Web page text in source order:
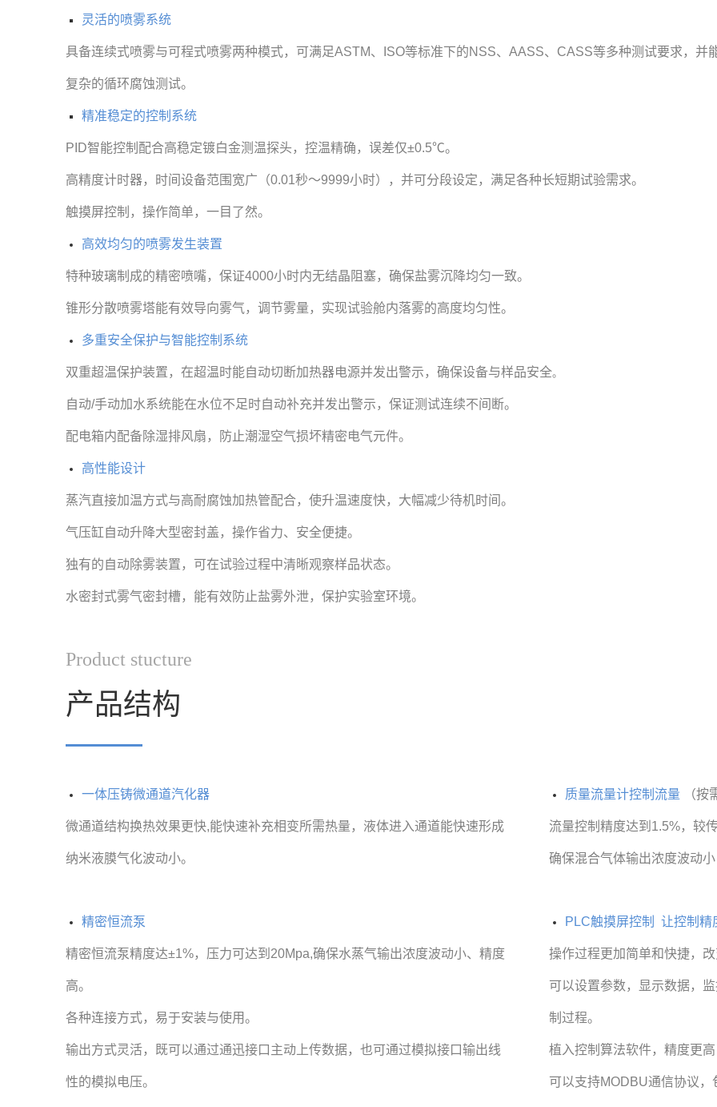
灵活的喷雾系统
具备连续式喷雾与可程式喷雾两种模式，可满足ASTM、ISO等标准下的NSS、AASS、CASS等多种测试要求，并
复杂的循环腐蚀测试。
精准稳定的控制系统
PID智能控制配合高稳定镀白金测温探头，控温精确，误差仅±0.5℃。
高精度计时器，时间设备范围宽广（0.01秒～9999小时），并可分段设定，满足各种长短期试验需求。
触摸屏控制，操作简单，一目了然。
高效均匀的喷雾发生装置
特种玻璃制成的精密喷嘴，保证4000小时内无结晶阻塞，确保盐雾沉降均匀一致。
锥形分散喷雾塔能有效导向雾气，调节雾量，实现试验舱内落雾的高度均匀性。
多重安全保护与智能控制系统
双重超温保护装置，在超温时能自动切断加热器电源并发出警示，确保设备与样品安全。
自动/手动加水系统能在水位不足时自动补充并发出警示，保证测试连续不间断。
配电箱内配备除湿排风扇，防止潮湿空气损坏精密电气元件。
高性能设计
蒸汽直接加温方式与高耐腐蚀加热管配合，使升温速度快，大幅减少待机时间。
气压缸自动升降大型密封盖，操作省力、安全便捷。
独有的自动除雾装置，可在试验过程中清晰观察样品状态。
水密封式雾气密封槽，能有效防止盐雾外泄，保护实验室环境。
Product stucture
产品结构
▔▔▔▔
一体压铸微通道汽化器
微通道结构换热效果更快,能快速补充相变所需热量，液体进入通道能快速形成
纳米液膜气化波动小。
质量流量计控制流量 （按
流量控制精度达到1.5%，较
确保混合气体输出浓度波动
精密恒流泵
精密恒流泵精度达±1%，压力可达到20Mpa,确保水蒸气输出浓度波动小、精度
高。
各种连接方式，易于安装与使用。
输出方式灵活，既可以通过通迅接口主动上传数据，也可通过模拟接口输出线
性的模拟电压。
PLC触摸屏控制 让控制精
操作过程更加简单和快捷，
可以设置参数，显示数据，
制过程。
植入控制算法软件，精度更
可以支持MODBU通信协议